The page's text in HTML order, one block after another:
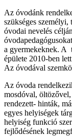
Az óvodánk
szükséges
óvodai nevelés
a gyermekeknek. A
épülete 2010-ben
Az óvodával
Az óvoda
mosdóval,
rendezett- hinták,
egyes helyiségek
helyiség funkció
fejlődésének